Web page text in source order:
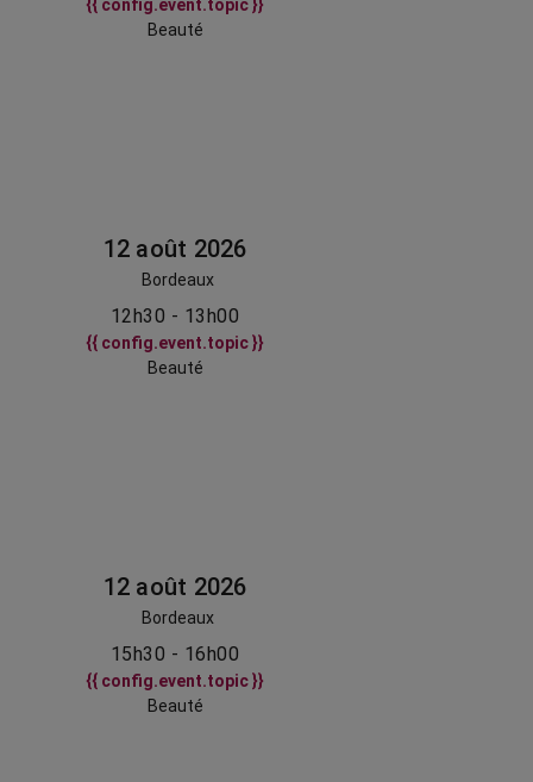
{{ config.event.topic }}
Beauté
12 août 2026
Bordeaux
12h30 - 13h00
{{ config.event.topic }}
Beauté
12 août 2026
Bordeaux
15h30 - 16h00
{{ config.event.topic }}
Beauté